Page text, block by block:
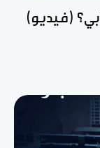
(فيديو)